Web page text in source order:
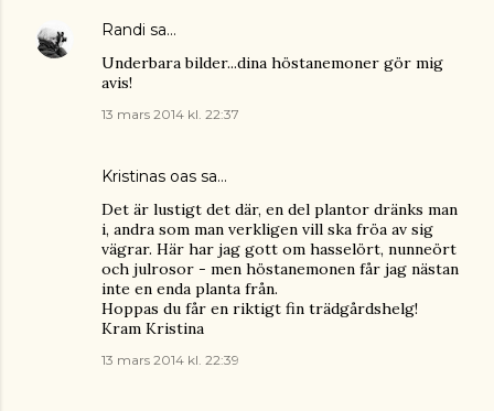
Randi sa…
Underbara bilder...dina höstanemoner gör mig
avis!
13 mars 2014 kl. 22:37
Kristinas oas sa…
Det är lustigt det där, en del plantor dränks man
i, andra som man verkligen vill ska fröa av sig
vägrar. Här har jag gott om hasselört, nunneört
och julrosor - men höstanemonen får jag nästan
inte en enda planta från.
Hoppas du får en riktigt fin trädgårdshelg!
Kram Kristina
13 mars 2014 kl. 22:39